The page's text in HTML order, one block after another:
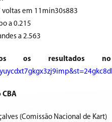
voltas em 11min30s883
a 0.215
a 2.563
os resultados
CBA
(Comissão Nacional de Kart)